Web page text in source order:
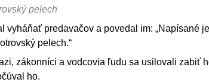
pelech
vyháňať predavačov a povedal im: „Napísané
pelech.“
zákonníci a vodcovia ľudu sa usilovali zabiť
ho.